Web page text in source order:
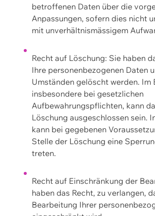
betroffenen Daten über die
Anpassungen, sofern dies nicht
mit unverhältnismässigem
Recht auf Löschung: Sie haben
Ihre personenbezogenen Daten
Umständen gelöscht werden. Im
insbesondere bei gesetzlichen
Aufbewahrungspflichten, kann
Löschung ausgeschlossen sein.
kann bei gegebenen
Stelle der Löschung eine
treten.
Recht auf Einschränkung der
haben das Recht, zu verlangen,
Bearbeitung Ihrer